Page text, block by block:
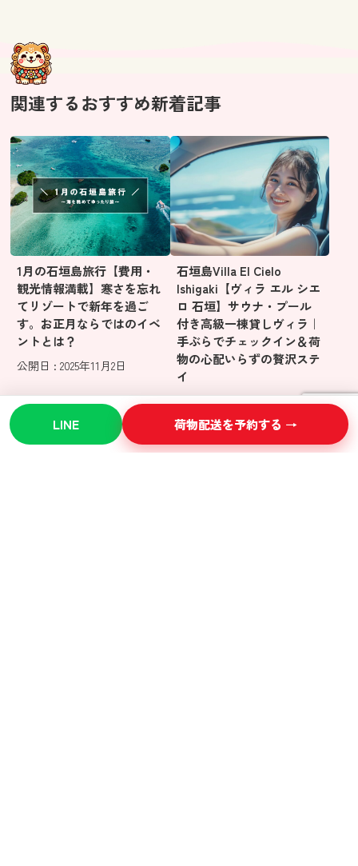
関連するおすすめ新着記事
1月の石垣島旅行【費用・
観光情報満載】寒さを忘れ
てリゾートで新年を過ご
す。お正月ならではのイベ
ントとは？
公開日 : 2025年11月2日
石垣島Villa El Cielo
Ishigaki【ヴィラ エル シエ
ロ 石垣】サウナ・プール
付き高級一棟貸しヴィラ｜
手ぶらでチェックイン＆荷
物の心配いらずの贅沢ステ
イ
公開日 : 2025年10月30日
LINE 荷物配送を予約する →